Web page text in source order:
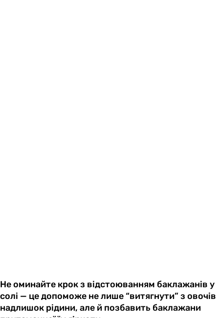
Не оминайте крок з відстоюванням баклажанів у
солі — це допоможе не лише “витягнути” з овочів
надлишок рідини, але й позбавить баклажани